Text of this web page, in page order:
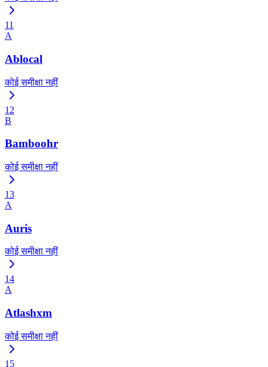
11
A
Ablocal
कोई समीक्षा नहीं
12
B
Bamboohr
कोई समीक्षा नहीं
13
A
Auris
कोई समीक्षा नहीं
14
A
Atlashxm
कोई समीक्षा नहीं
15